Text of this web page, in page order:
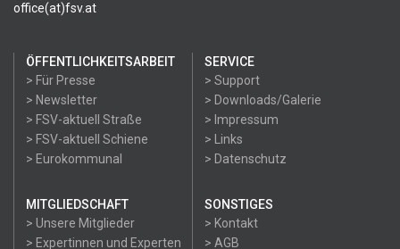
office(at)fsv.at
ÖFFENTLICHKEITSARBEIT
> Für Presse
> Newsletter
> FSV-aktuell Straße
> FSV-aktuell Schiene
> Eurokommunal
SERVICE
> Support
> Downloads/Galerie
> Impressum
> Links
> Datenschutz
MITGLIEDSCHAFT
> Unsere Mitglieder
> Expertinnen und Experten
SONSTIGES
> Kontakt
> AGB